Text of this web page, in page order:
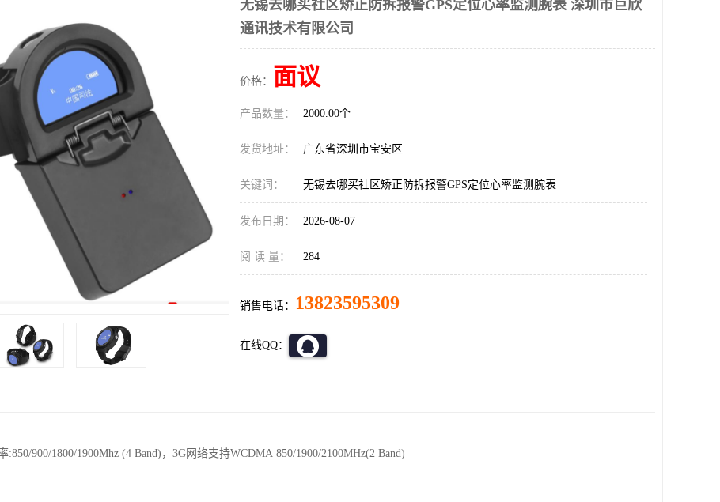
无锡去哪买社区矫正防拆报警GPS定位心率监测腕表 深圳市巨欣
通讯技术有限公司
价格： 面议
产品数量： 2000.00个
发货地址： 广东省深圳市宝安区
关键词： 无锡去哪买社区矫正防拆报警GPS定位心率监测腕表
发布日期： 2026-08-07
阅 读 量： 284
销售电话： 13823595309
在线QQ：
:850/900/1800/1900Mhz (4 Band)，3G网络支持WCDMA 850/1900/2100MHz(2 Band)